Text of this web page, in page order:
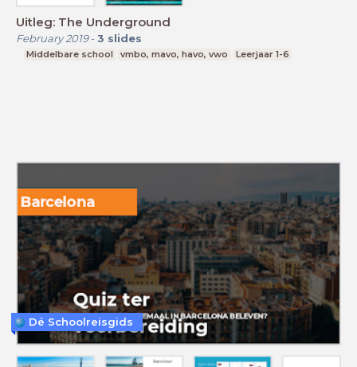
Uitleg: The Underground
February 2019- 3 slides
Middelbare school vmbo, mavo, havo, vwo Leerjaar 1-6
Dé Schoolreisgids